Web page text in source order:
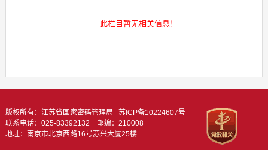
此栏目暂无相关信息！
版权所有：江苏省国家密码管理局 苏ICP备10224607号
联系电话：025-83392132 邮编：210008
地址：南京市北京西路16号苏兴大厦25楼